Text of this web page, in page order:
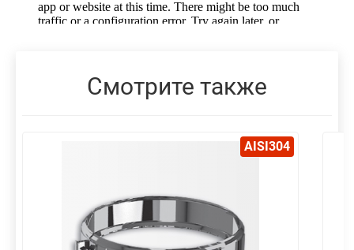
Смотрите также
AISI304